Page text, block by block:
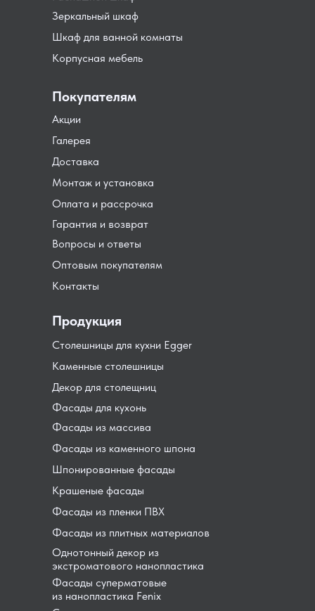
Гарантия и возврат
Монтаж и установка
Доставка
Оплата и рассрочка
Оптовым покупателям
Контакты
Вопросы и ответы
Фасады для кухонь
Каменные столешницы
Столешницы для кухни Egger
Декор для столещниц
Шпонированные фасады
Фасады из массива
Фасады из каменного шпона
Крашеные фасады
Фасады из пленки ПВХ
Фасады из плитных материалов
Однотонный декор из
экстроматового нанопластика
Фасады суперматовые
из нанопластика Fenix
Шкаф для ванной комнаты
Зеркальный шкаф
Корпусная мебель
Акции
Галерея
Покупателям
Продукция